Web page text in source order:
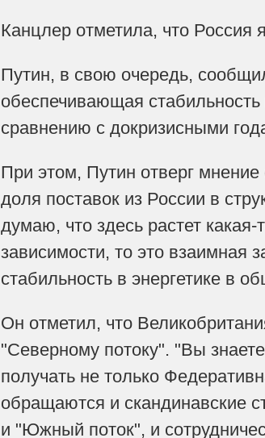
Канцлер отметила, что
Путин, в свою очередь,
обеспечивающая
сравнению с докризисными
При этом, Путин отверг
доля поставок из России в
думаю, что здесь растет
зависимости, то это взаимная
стабильность в энергетике в
Он отметил, что
"Северному потоку". "Вы
получать не только
обращаются и скандинавские
и "Южный поток", и